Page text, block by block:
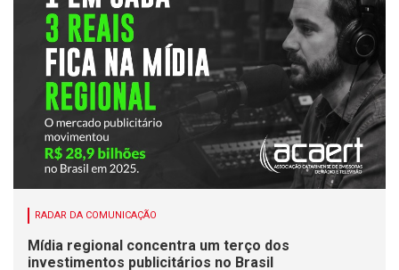
RADAR DA COMUNICAÇÃO
Mídia regional concentra um terço dos
investimentos publicitários no Brasil